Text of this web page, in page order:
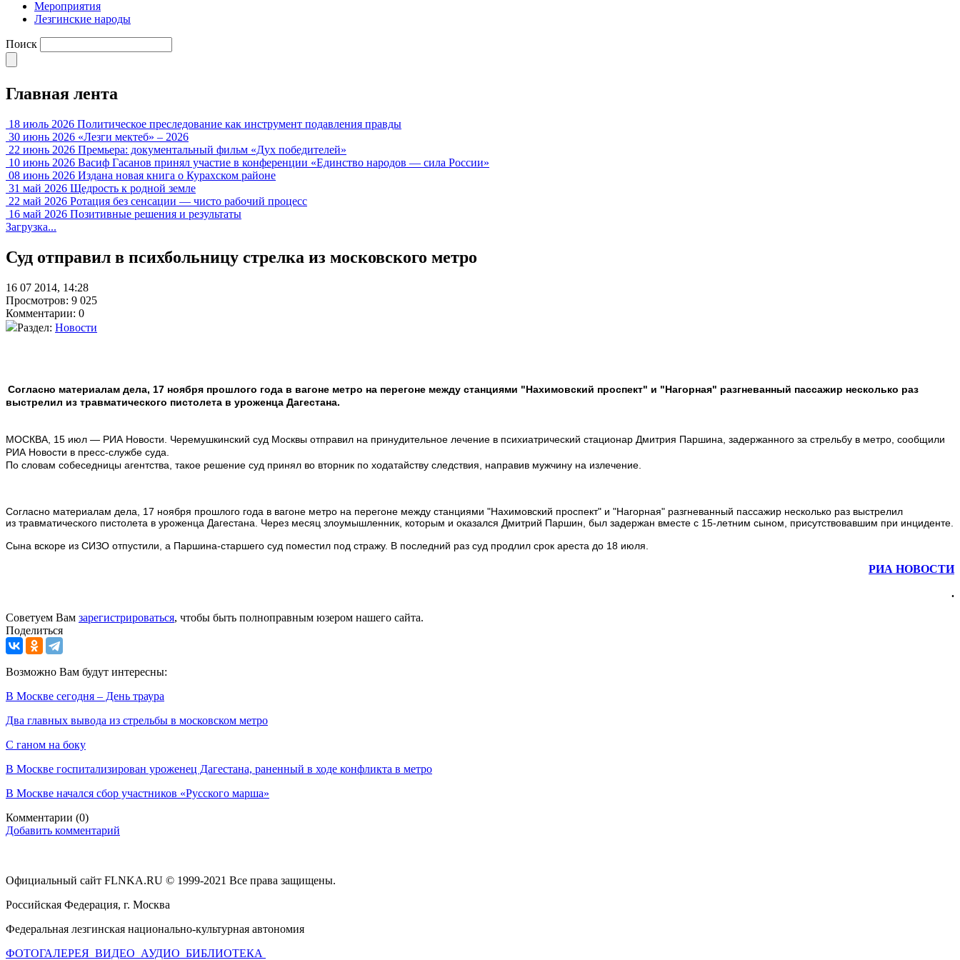
Мероприятия
Лезгинские народы
Поиск
Главная лента
18 июль 2026 Политическое преследование как инструмент подавления правды
30 июнь 2026 «Лезги мектеб» – 2026
22 июнь 2026 Премьера: документальный фильм «Дух победителей»
10 июнь 2026 Васиф Гасанов принял участие в конференции «Единство народов — сила России»
08 июнь 2026 Издана новая книга о Курахском районе
31 май 2026 Щедрость к родной земле
22 май 2026 Ротация без сенсации — чисто рабочий процесс
16 май 2026 Позитивные решения и результаты
Загрузка...
Суд отправил в психбольницу стрелка из московского метро
16 07 2014, 14:28
Просмотров: 9 025
Комментарии: 0
Раздел: Новости
Согласно материалам дела, 17 ноября прошлого года в вагоне метро на перегоне между станциями "Нахимовский проспект" и "Нагорная" разгневанный пассажир несколько раз
выстрелил из травматического пистолета в уроженца Дагестана.
МОСКВА, 15 июл — РИА Новости. Черемушкинский суд Москвы отправил на принудительное лечение в психиатрический стационар Дмитрия Паршина, задержанного за стрельбу в метро, сообщили
РИА Новости в пресс-службе суда.
По словам собеседницы агентства, такое решение суд принял во вторник по ходатайству следствия, направив мужчину на излечение.
Согласно материалам дела, 17 ноября прошлого года в вагоне метро на перегоне между станциями "Нахимовский проспект" и "Нагорная" разгневанный пассажир несколько раз выстрелил
из травматического пистолета в уроженца Дагестана. Через месяц злоумышленник, которым и оказался Дмитрий Паршин, был задержан вместе с 15-летним сыном, присутствовавшим при инциденте.
Сына вскоре из СИЗО отпустили, а Паршина-старшего суд поместил под стражу. В последний раз суд продлил срок ареста до 18 июля.
РИА НОВОСТИ
.
Советуем Вам зарегистрироваться, чтобы быть полноправным юзером нашего сайта.
Поделиться
Возможно Вам будут интересны:
В Москве сегодня – День траура
Два главных вывода из стрельбы в московском метро
С ганом на боку
В Москве госпитализирован уроженец Дагестана, раненный в ходе конфликта в метро
В Москве начался сбор участников «Русского марша»
Комментарии (0)
Добавить комментарий
Официальный сайт FLNKA.RU © 1999-2021 Все права защищены.
Российская Федерация, г. Москва
Федеральная лезгинская национально-культурная автономия
ФОТОГАЛЕРЕЯ ВИДЕО АУДИО БИБЛИОТЕКА